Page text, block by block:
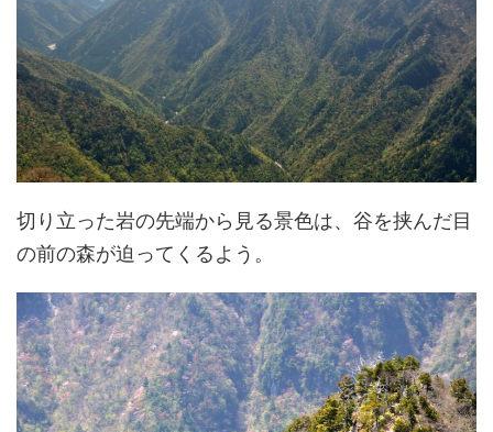
切り立った岩の先端から見る景色は、谷を挟んだ目
の前の森が迫ってくるよう。